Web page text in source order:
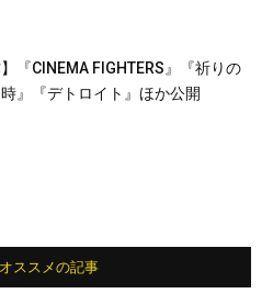
】『CINEMA FIGHTERS』『祈りの
』『デトロイト』ほか公開
ススメの記事